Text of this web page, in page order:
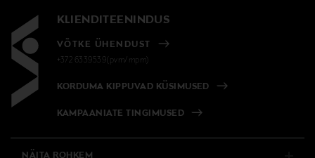
KLIENDITEENINDUS
VÕTKE ÜHENDUST
+372 6339539(pvm/mpm)
KORDUMA KIPPUVAD KÜSIMUSED
KAMPAANIATE TINGIMUSED
NÄITA ROHKEM